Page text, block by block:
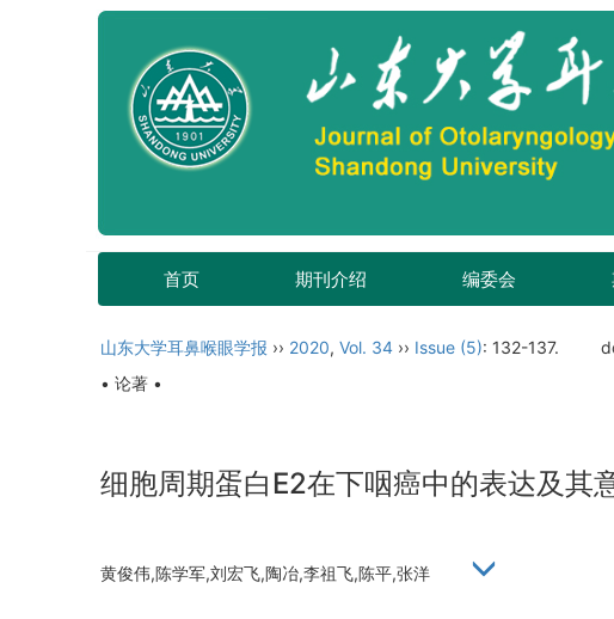
首页 期刊介绍 编委会
山东大学耳鼻喉眼学报 ›› 2020, Vol. 34 ›› Issue (5): 132-137.
• 论著 •
细胞周期蛋白E2在下咽癌中的表达及其
黄俊伟,陈学军,刘宏飞,陶冶,李祖飞,陈平,张洋